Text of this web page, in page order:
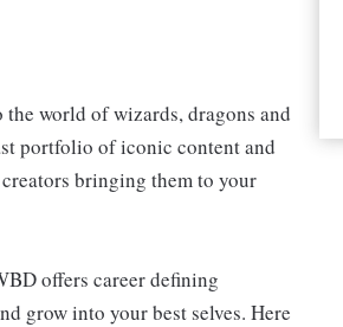
world of wizards, dragons and
portfolio of iconic content and
bringing them to your
offers career defining
grow into your best selves. Here